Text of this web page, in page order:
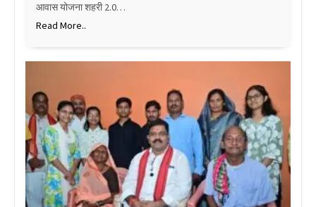
आवास योजना शहरी 2.0…
Read More..